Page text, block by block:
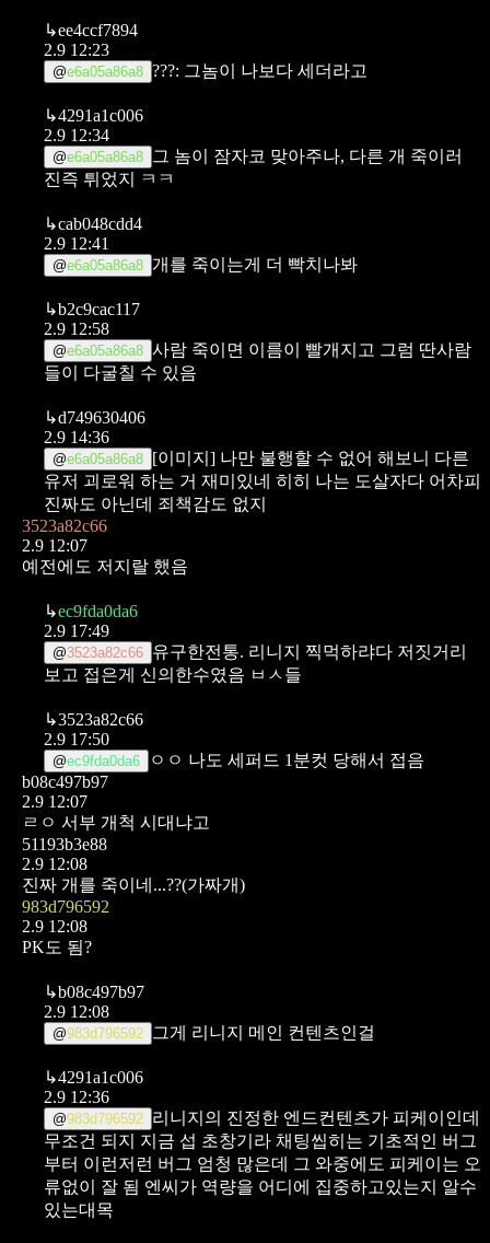
↳ee4ccf7894
2.9 12:23
@e6a05a86a8 ???: 그놈이 나보다 세더라고
↳4291a1c006
2.9 12:34
@e6a05a86a8
그 놈이 잠자코 맞아주나, 다른 개 죽이러
진즉 튀었지 ㅋㅋ
↳cab048cdd4
2.9 12:41
@e6a05a86a8 개를 죽이는게 더 빡치나봐
↳b2c9cac117
2.9 12:58
@e6a05a86a8 사람 죽이면 이름이 빨개지고 그럼 딴사람
들이 다굴칠 수 있음
↳d749630406
2.9 14:36
@e6a05a86a8 [이미지] 나만 불행할 수 없어 해보니 다른
유저 괴로워 하는 거 재미있네 히히 나는 도살자다 어차피
진짜도 아닌데 죄책감도 없지
3523a82c66
2.9 12:07
예전에도 저지랄 했음
↳ec9fda0da6
2.9 17:49
@3523a82c66 유구한전통. 리니지 찍먹하랴다 저짓거리
보고 접은게 신의한수였음 ㅂㅅ들
↳3523a82c66
2.9 17:50
@ec9fda0da6
ㅇㅇ 나도 세퍼드 1분컷 당해서 접음
b08c497b97
2.9 12:07
ㄹㅇ 서부 개척 시대냐고
51193b3e88
2.9 12:08
진짜 개를 죽이네...??(가짜개)
983d796592
2.9 12:08
PK도 됨?
↳b08c497b97
2.9 12:08
@983d796592 그게 리니지 메인 컨텐츠인걸
↳4291a1c006
2.9 12:36
@983d796592 리니지의 진정한 엔드컨텐츠가 피케이인데
무조건 되지
지금 섭 초창기라 채팅씹히는 기초적인 버그
부터 이런저런 버그 엄청 많은데
그 와중에도 피케이는 오
류없이 잘 됨 엔씨가 역량을 어디에 집중하고있는지 알수
있는대목